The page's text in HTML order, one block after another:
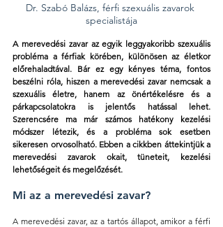
Dr. Szabó Balázs, férfi szexuális zavarok
specialistája
A merevedési zavar az egyik leggyakoribb szexuális
probléma a férfiak körében, különösen az életkor
előrehaladtával. Bár ez egy kényes téma, fontos
beszélni róla, hiszen a merevedési zavar nemcsak a
szexuális életre, hanem az önértékelésre és a
párkapcsolatokra is jelentős hatással lehet.
Szerencsére ma már számos hatékony kezelési
módszer létezik, és a probléma sok esetben
sikeresen orvosolható. Ebben a cikkben áttekintjük a
merevedési zavarok okait, tüneteit, kezelési
lehetőségeit és megelőzését.
Mi az a merevedési zavar?
A merevedési zavar, az a tartós állapot, amikor a férfi